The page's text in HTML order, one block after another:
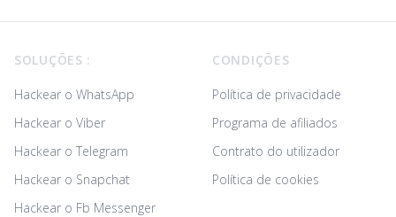
SOLUÇÕES :
Hackear o WhatsApp
Hackear o Viber
Hackear o Telegram
Hackear o Snapchat
Hackear o Fb Messenger
CONDIÇÕES
Política de privacidade
Programa de afiliados
Contrato do utilizador
Política de cookies